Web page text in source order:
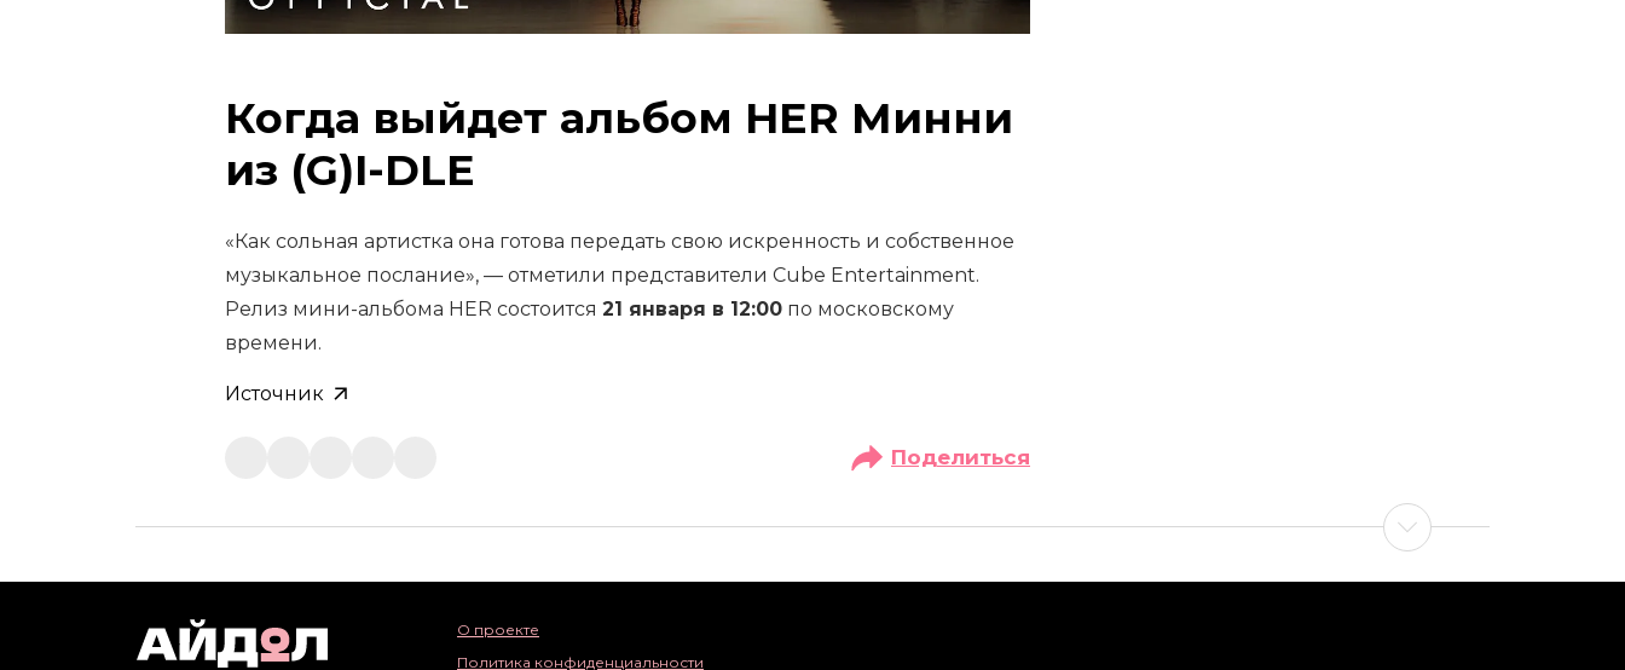
Когда выйдет альбом HER Минни
из (G)I-DLE
«Как сольная артистка она готова передать свою искренность и собственное
музыкальное послание», — отметили представители Cube Entertainment.
Релиз мини-альбома HER состоится 21 января в 12:00 по московскому
времени.
Источник
Поделиться
О проекте
Политика конфиденциальности